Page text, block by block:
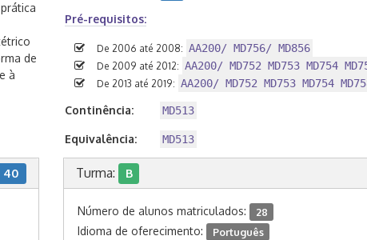
de
à
Pré-requisitos:
De 2006 até 2008: AA200/ MD756/ MD856
De 2009 até 2012: AA200/ MD752 MD753 MD754
De 2013 até 2019: AA200/ MD752 MD753 MD754
Continência: MD513
Equivalência: MD513
40 Turma: B
Número de alunos matriculados: 28
Idioma de oferecimento: Português